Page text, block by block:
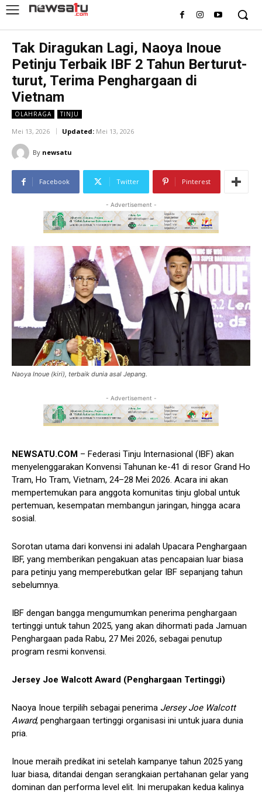
Tak Diragukan Lagi, Naoya Inoue
Petinju Terbaik IBF 2 Tahun Berturut-
turut, Terima Penghargaan di
Vietnam
OLAHRAGA TINJU
Mei 13, 2026 Updated: Mei 13, 2026
By newsatu
Facebook Twitter Pinterest
- Advertisement -
Naoya Inoue (kiri), terbaik dunia asal Jepang.
- Advertisement -
NEWSATU.COM – Federasi Tinju Internasional (IBF) akan
menyelenggarakan Konvensi Tahunan ke-41 di resor Grand Ho
Tram, Ho Tram, Vietnam, 24–28 Mei 2026. Acara ini akan
mempertemukan para anggota komunitas tinju global untuk
pertemuan, kesempatan membangun jaringan, hingga acara
sosial.
Sorotan utama dari konvensi ini adalah Upacara Penghargaan
IBF, yang memberikan pengakuan atas pencapaian luar biasa
para petinju yang memperebutkan gelar IBF sepanjang tahun
sebelumnya.
IBF dengan bangga mengumumkan penerima penghargaan
tertinggi untuk tahun 2025, yang akan dihormati pada Jamuan
Penghargaan pada Rabu, 27 Mei 2026, sebagai penutup
program resmi konvensi.
Jersey Joe Walcott Award (Penghargaan Tertinggi)
Naoya Inoue terpilih sebagai penerima Jersey Joe Walcott
Award, penghargaan tertinggi organisasi ini untuk juara dunia
pria.
Inoue meraih predikat ini setelah kampanye tahun 2025 yang
luar biasa, ditandai dengan serangkaian pertahanan gelar yang
dominan dan performa level elit. Ini merupakan kedua kalinya